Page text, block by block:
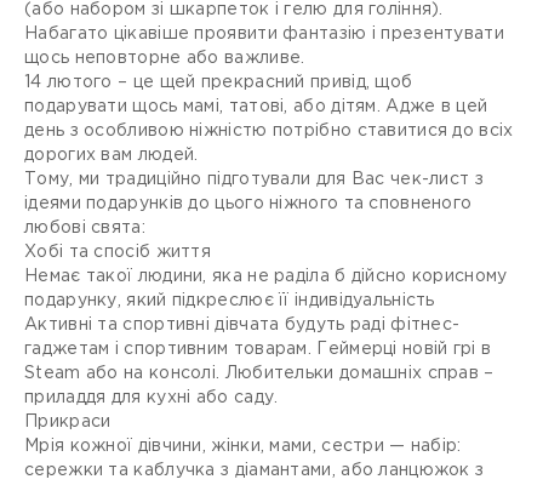
(або набором зі шкарпеток і гелю для гоління).
Набагато цікавіше проявити фантазію і презентувати
щось неповторне або важливе.
14 лютого – це щей прекрасний привід, щоб
подарувати щось мамі, татові, або дітям. Адже в цей
день з особливою ніжністю потрібно ставитися до всіх
дорогих вам людей.
Тому, ми традиційно підготували для Вас чек-лист з
ідеями подарунків до цього ніжного та сповненого
любові свята:
Хобі та спосіб життя
Немає такої людини, яка не раділа б дійсно корисному
подарунку, який підкреслює її індивідуальність
Активні та спортивні дівчата будуть раді фітнес-
гаджетам і спортивним товарам. Геймерці новій грі в
Steam або на консолі. Любительки домашніх справ –
приладдя для кухні або саду.
Прикраси
Мрія кожної дівчини, жінки, мами, сестри — набір:
сережки та каблучка з діамантами, або ланцюжок з